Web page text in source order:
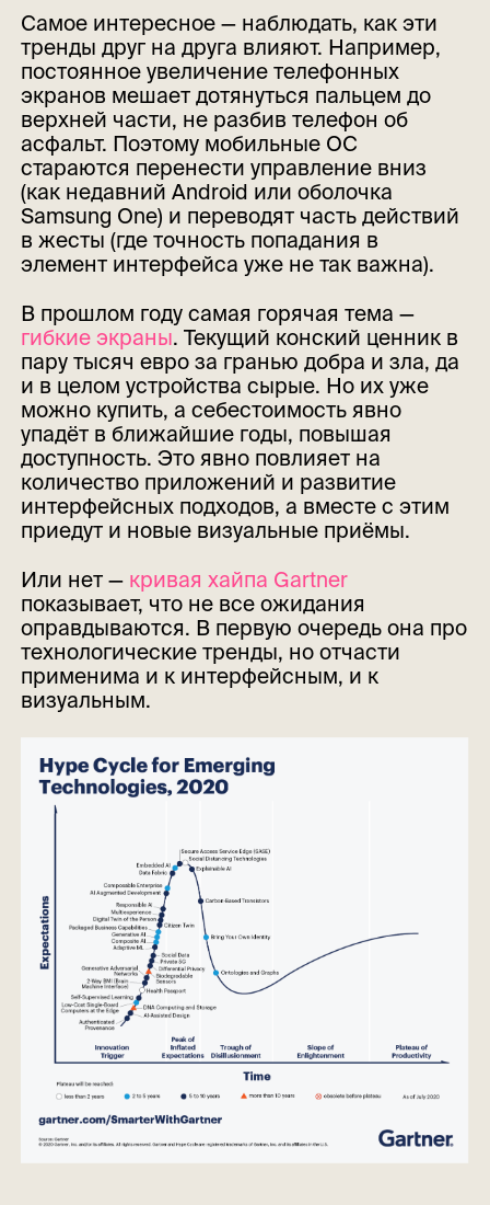
Самое интересное — наблюдать, как эти
тренды друг на друга влияют. Например,
постоянное увеличение телефонных
экранов мешает дотянуться пальцем до
верхней части, не разбив телефон об
асфальт. Поэтому мобильные ОС
стараются перенести управление вниз
(как недавний Android или оболочка
Samsung One) и переводят часть действий
в жесты (где точность попадания в
элемент интерфейса уже не так важна).
В прошлом году самая горячая тема —
гибкие экраны. Текущий конский ценник в
пару тысяч евро за гранью добра и зла, да
и в целом устройства сырые. Но их уже
можно купить, а себестоимость явно
упадёт в ближайшие годы, повышая
доступность. Это явно повлияет на
количество приложений и развитие
интерфейсных подходов, а вместе с этим
приедут и новые визуальные приёмы.
Или нет — кривая хайпа Gartner
показывает, что не все ожидания
оправдываются. В первую очередь она про
технологические тренды, но отчасти
применима и к интерфейсным, и к
визуальным.